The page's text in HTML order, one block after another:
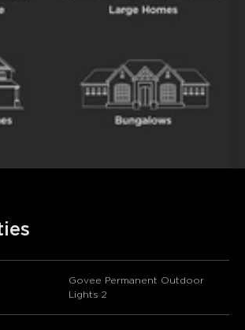
Govee Permanent Outdoor
Lights 2